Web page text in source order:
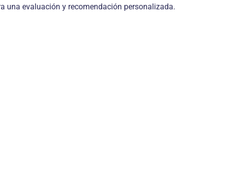
una evaluación y recomendación personalizada.